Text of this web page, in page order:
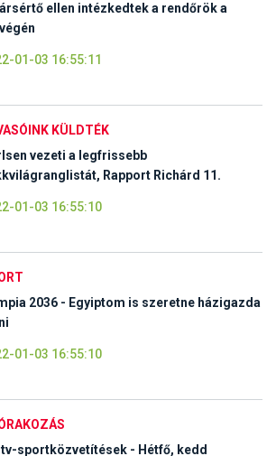
ellen intézkedtek a rendőrök a
01-03 16:55:11
KÜLDTÉK
vezeti a legfrissebb
Rapport Richárd 11.
01-03 16:55:10
2036 - Egyiptom is szeretne házigazda
01-03 16:55:10
tv-sportközvetítések - Hétfő, kedd